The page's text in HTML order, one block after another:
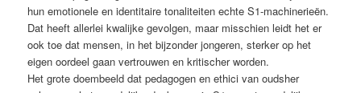
hun emotionele en identitaire tonaliteiten echte S1-machinerieën.
Dat heeft allerlei kwalijke gevolgen, maar misschien leidt het er
ook toe dat mensen, in het bijzonder jongeren, sterker op het
eigen oordeel gaan vertrouwen en kritischer worden.
Het grote doembeeld dat pedagogen en ethici van oudsher